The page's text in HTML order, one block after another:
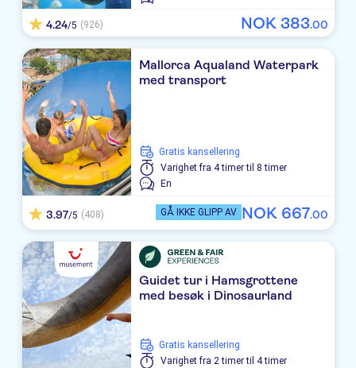
Hipocampo Palace
Playa Port Vell
Morito
R2 Cala Millor Beach Apartment
Universal Perla de s'Illot
Hipotels Don Juan
Moreyo
Protur Palmeras Playa
Hipotels Mediterraneo
Cala Bona
CM Castell de Mar
4.24/5 (926) NOK 383.00
Mallorca Aqualand Waterpark
med transport
Gratis kansellering
Varighet fra 4 timer til 8 timer
En
3.97/5 (408) GÅ IKKE GLIPP AV NOK 667.00
Guidet tur i Hamsgrottene
med besøk i Dinosaurland
Gratis kansellering
Varighet fra 2 timer til 4 timer